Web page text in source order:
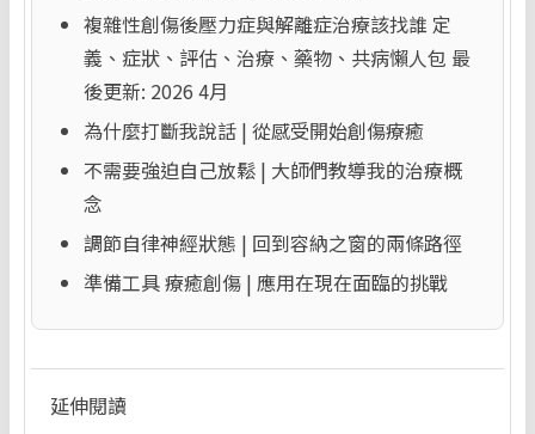
複雜性創傷後壓力症與解離症治療該找誰 定
義、症狀、評估、治療、藥物、共病懶人包 最
後更新: 2026 4月
為什麼打斷我說話 | 從感受開始創傷療癒
不需要強迫自己放鬆 | 大師們教導我的治療概
念
調節自律神經狀態 | 回到容納之窗的兩條路徑
準備工具 療癒創傷 | 應用在現在面臨的挑戰
延伸閱讀